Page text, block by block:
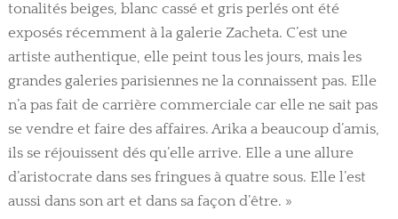
tonalités beiges, blanc cassé et gris perlés ont été
exposés récemment à la galerie Zacheta. C’est une
artiste authentique, elle peint tous les jours, mais les
grandes galeries parisiennes ne la connaissent pas. Elle
n’a pas fait de carrière commerciale car elle ne sait pas
se vendre et faire des affaires. Arika a beaucoup d’amis,
ils se réjouissent dés qu’elle arrive. Elle a une allure
d’aristocrate dans ses fringues à quatre sous. Elle l’est
aussi dans son art et dans sa façon d’être. »